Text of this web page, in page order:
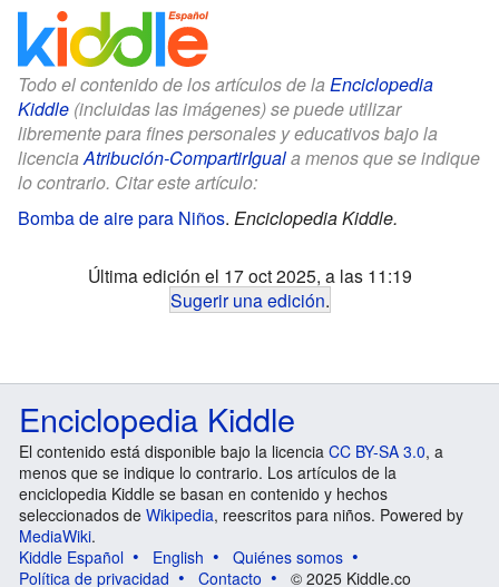
Todo el contenido de los artículos de la Enciclopedia
Kiddle (incluidas las imágenes) se puede utilizar
libremente para fines personales y educativos bajo la
licenciaAtribución-CompartirIguala menos que se indique
lo contrario. Citar este artículo:
Bomba de aire para Niños. Enciclopedia Kiddle.
Última edición el 17 oct 2025, a las 11:19
Sugerir una edición.
Enciclopedia Kiddle
El contenido está disponible bajo la licencia CC BY-SA 3.0, a
menos que se indique lo contrario. Los artículos de la
enciclopedia Kiddle se basan en contenido y hechos
seleccionados de Wikipedia, reescritos para niños. Powered by
MediaWiki.
Kiddle Español
English
Quiénes somos
Política de privacidad
Contacto © 2025 Kiddle.co